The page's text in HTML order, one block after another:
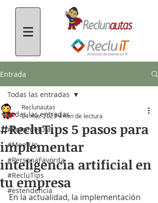
Entrada
Todas las entradas
#FrasedelDía
#MeetUp
#PersonaFavorita
#RecluTips
#estendencia
Todas las entradas
#RecluTips 5 pasos para
implementar
inteligencia artificial en
tu empresa
Reclunautas
24 mar 20234 min de lectura
En la actualidad, la implementación